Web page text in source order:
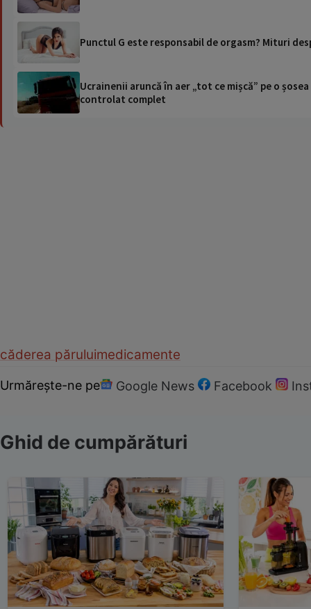
Punctul G este responsabil de orgasm? Mituri
Ucrainenii aruncă în aer „tot ce mișcă” pe o
controlat complet
căderea păruluimedicamente
Urmărește-ne pe Google News Facebook
Ghid de cumpărături